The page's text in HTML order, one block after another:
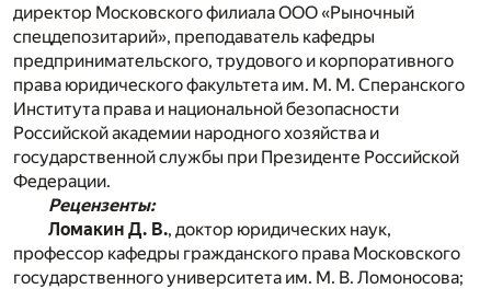
директор Московского филиала ООО «Рыночный
спецдепозитарий», преподаватель кафедры
предпринимательского, трудового и корпоративного
права юридического факультета им. М. М. Сперанского
Института права и национальной безопасности
Российской академии народного хозяйства и
государственной службы при Президенте Российской
Федерации.
Рецензенты:
Ломакин Д. В., доктор юридических наук,
профессор кафедры гражданского права Московского
государственного университета им. М. В. Ломоносова;